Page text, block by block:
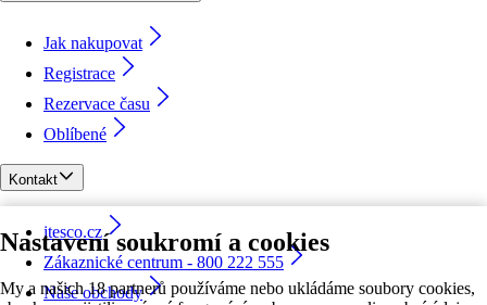
Nastavení soukromí a cookies
My a našich 18 partnerů používáme nebo ukládáme soubory cookies,
Jak nakupovat
Registrace
Rezervace času
Oblíbené
Kontakt
itesco.cz
Zákaznické centrum - 800 222 555
Naše obchody